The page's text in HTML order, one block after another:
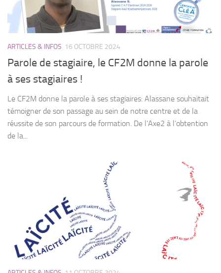
ARTICLES & INFOS 16 OCTOBRE 2024
Parole de stagiaire, le CF2M donne la parole
à ses stagiaires !
Le CF2M donne la parole à ses stagiaires: Alassane souhaitait
témoigner de son passage au sein de notre centre et de la
réussite de son parcours de formation. De l’Axe2 à l’obtention
de la...